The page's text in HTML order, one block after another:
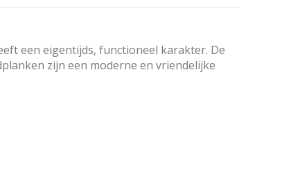
een eigentijds, functioneel karakter. De
zijn een moderne en vriendelijke